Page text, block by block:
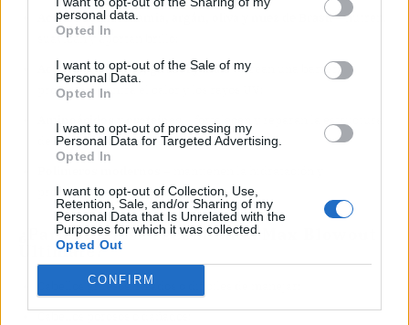
personal data.
Opted In
I want to opt-out of the Sale of my
Personal Data.
Opted In
I want to opt-out of processing my
Personal Data for Targeted Advertising.
Opted In
I want to opt-out of Collection, Use,
Retention, Sale, and/or Sharing of my
Personal Data that Is Unrelated with the
Purposes for which it was collected.
Opted Out
CONFIRM
Aceites de macadamia, argán, oliva y nuez de Brasil– nutren,
suavizan y aportan brillo;
Aceites de sésamo, girasol y maíz – crean una barrera
protectora contra el calor y los rayos UV;
Aminoácidos y proteínas
– fortalecen y reparan la estructura
del cabello;
proporcionan un brillo natural.
¿Para quién se recomienda Max Blowout
Ultimate?
Cabellos gruesos, rizados o difíciles de manejar;